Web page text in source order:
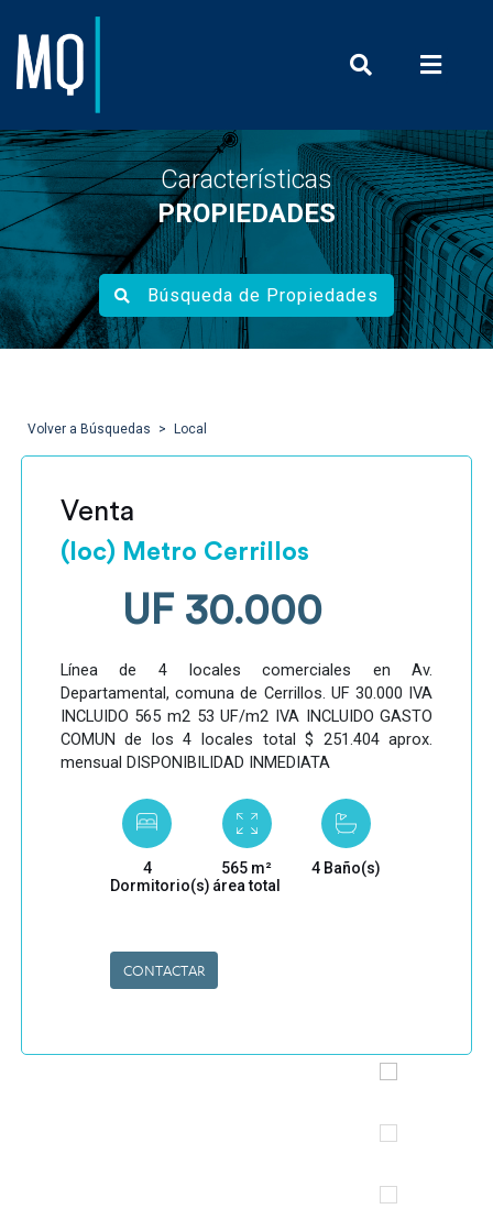
Características
PROPIEDADES
Búsqueda de Propiedades
Volver a Búsquedas Local
Venta
(loc) Metro Cerrillos
UF 30.000
Línea de 4 locales comerciales en Av.
Departamental, comuna de Cerrillos. UF 30.000 IVA
INCLUIDO 565 m2 53 UF/m2 IVA INCLUIDO GASTO
COMUN de los 4 locales total $ 251.404 aprox.
mensual DISPONIBILIDAD INMEDIATA
4
Dormitorio(s)
565 m²
área total
4 Baño(s)
CONTACTAR